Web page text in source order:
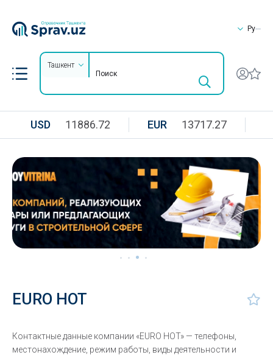
Ру
Ташкент
USD 11886.72 EUR 13717.27
EURO HOT
Контактные данные компании «EURO HOT» — телефоны,
местонахождение, режим работы, виды деятельности и